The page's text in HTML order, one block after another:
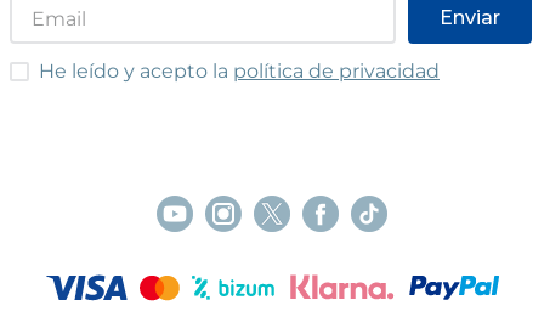
Enviar
He leído y acepto las condiciones
He leído y acepto la política de privacidad